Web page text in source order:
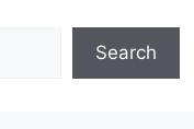
Search